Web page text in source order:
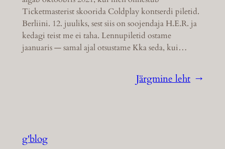
Ticketmasterist skoorida Coldplay kontserdi piletid.
Berliini. 12. juuliks, sest siis on soojendaja H.E.R. ja
kedagi teist me ei taha. Lennupiletid ostame
jaanuaris — samal ajal otsustame Kka seda, kui…
Järgmine leht →
g'blog